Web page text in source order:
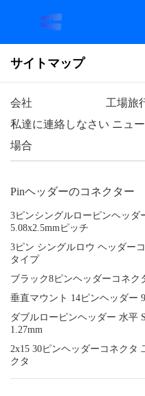
サイトマップ
会社 工場旅
私達に連絡しなさい ニュ
場合
Pinヘッダーのコネクター
3ピンシングルローピンヘッダ
5.08x2.5mmピッチ
3ピン シングルロウ ヘッダー
タイプ
ブラック8ピンヘッダーコネク
垂直マウント 14ピンヘッダー
ダブルローピンヘッダー 水平
1.27mm
2x15 30ピンヘッダーコネクタ
クタ